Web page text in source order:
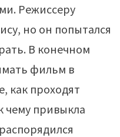
Режиссеру
но он попытался
В конечном
фильм в
как проходят
чему привыкла